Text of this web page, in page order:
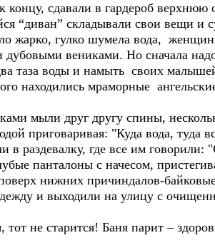
концу, сдавали в гардероб
“диван” складывали свои вещи
жарко, гулко шумела вода,
вениками. Но сначала
таза воды и намыть своих
находились мраморные
мыли друг другу спины,
приговаривая: "Куда вода, туда
в раздевалку, где все им
панталоны с начесом,
нижних причиндалов-
и выходили на улицу с
не старится! Баня парит –